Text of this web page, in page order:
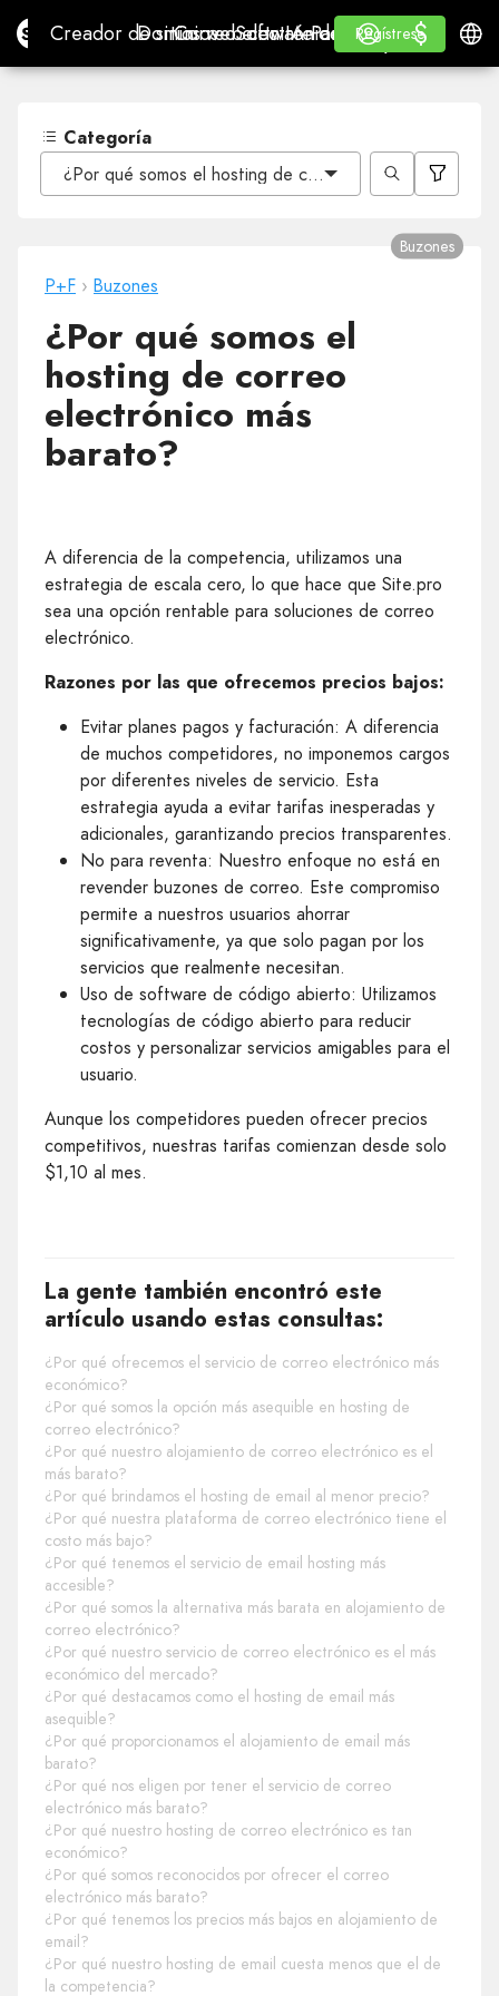
Site.proCreador de sitios web con IA
Creador de sitios web con IA
Dominios
Dominios
Correo electrónico
Correo electrónico
Software de contabilidad
Software de contabilidad
Para
Para Revendedores
MARCA BLANCA
Aprender
Aprender
Regístrese
Regístrese
Inicio de sesión
$
$
Categoría
¿Por qué somos el hosting de correo electrónico más
P+F › Buzones
Buzones
¿Por qué somos el
hosting de correo
electrónico más
barato?
A diferencia de la competencia, utilizamos una
estrategia de escala cero, lo que hace que Site.pro
sea una opción rentable para soluciones de correo
electrónico.
Razones por las que ofrecemos precios bajos:
Evitar planes pagos y facturación: A diferencia
de muchos competidores, no imponemos cargos
por diferentes niveles de servicio. Esta
estrategia ayuda a evitar tarifas inesperadas y
adicionales, garantizando precios transparentes.
No para reventa: Nuestro enfoque no está en
revender buzones de correo. Este compromiso
permite a nuestros usuarios ahorrar
significativamente, ya que solo pagan por los
servicios que realmente necesitan.
Uso de software de código abierto: Utilizamos
tecnologías de código abierto para reducir
costos y personalizar servicios amigables para el
usuario.
Aunque los competidores pueden ofrecer precios
competitivos, nuestras tarifas comienzan desde solo
$1,10 al mes.
La gente también encontró este
artículo usando estas consultas:
¿Por qué ofrecemos el servicio de correo electrónico más
económico?
¿Por qué somos la opción más asequible en hosting de
correo electrónico?
¿Por qué nuestro alojamiento de correo electrónico es el
más barato?
¿Por qué brindamos el hosting de email al menor precio?
¿Por qué nuestra plataforma de correo electrónico tiene el
costo más bajo?
¿Por qué tenemos el servicio de email hosting más
accesible?
¿Por qué somos la alternativa más barata en alojamiento de
correo electrónico?
¿Por qué nuestro servicio de correo electrónico es el más
económico del mercado?
¿Por qué destacamos como el hosting de email más
asequible?
¿Por qué proporcionamos el alojamiento de email más
barato?
¿Por qué nos eligen por tener el servicio de correo
electrónico más barato?
¿Por qué nuestro hosting de correo electrónico es tan
económico?
¿Por qué somos reconocidos por ofrecer el correo
electrónico más barato?
¿Por qué tenemos los precios más bajos en alojamiento de
email?
¿Por qué nuestro hosting de email cuesta menos que el de
la competencia?